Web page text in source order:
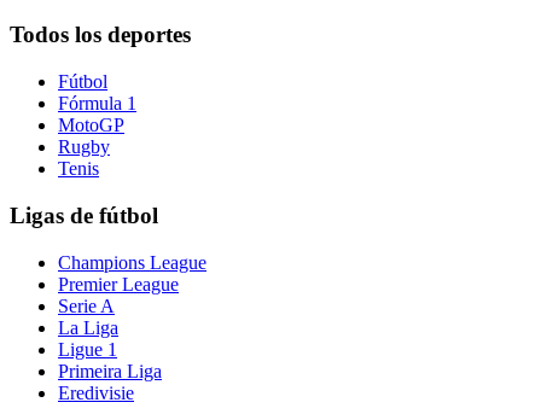
Todos los deportes
Fútbol
Fórmula 1
MotoGP
Rugby
Tenis
Ligas de fútbol
Champions League
Premier League
Serie A
La Liga
Ligue 1
Primeira Liga
Eredivisie